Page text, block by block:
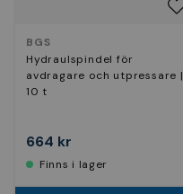
BGS
Hydraulspindel för
avdragare och utpressare |
10 t
664 kr
Finns i lager